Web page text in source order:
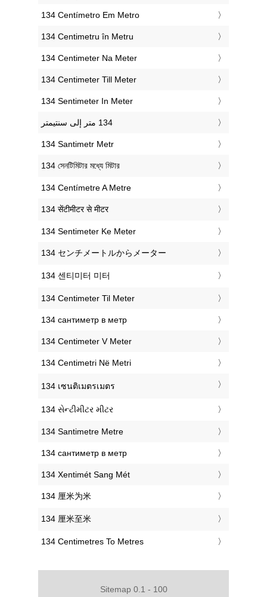
‎134 Centímetro Em Metro
‎134 Centimetru în Metru
‎134 Centimeter Na Meter
‎134 Centimeter Till Meter
‎134 Sentimeter In Meter
‎134 Santimetr Metr
‎134 সেনটিমিটার মধ্যে মিটার
‎134 Centímetre A Metre
‎134 सेंटीमीटर से मीटर
‎134 Sentimeter Ke Meter
‎134 センチメートルからメーター
‎134 센티미터 미터
‎134 Centimeter Til Meter
‎134 сантиметр в метр
‎134 Centimeter V Meter
‎134 Centimetri Në Metri
‎134 เซนติเมตรเมตร
‎134 સેન્ટીમીટર મીટર
‎134 Santimetre Metre
‎134 сантиметр в метр
‎134 Xentimét Sang Mét
‎134 厘米为米
‎134 厘米至米
‎134 Centimetres To Metres
Sitemap 0.1 - 100